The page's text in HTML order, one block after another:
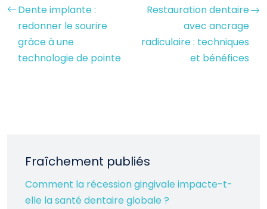
Dente implante :
redonner le sourire
grâce à une
technologie de pointe
Restauration dentaire
avec ancrage
radiculaire : techniques
et bénéfices
Fraîchement publiés
Comment la récession gingivale impacte-t-
elle la santé dentaire globale ?